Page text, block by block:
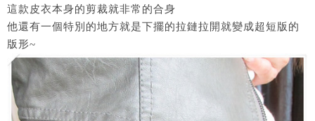
這款皮衣本身的剪裁就非常的合身
他還有一個特別的地方就是下擺的拉鏈拉開就變成超短版的
版形~